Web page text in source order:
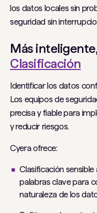
los datos locales sin
seguridad sin
Más
Clasificación
Identificar los datos
Los equipos de
precisa y fiable para
y reducir riesgos.
Cyera ofrece:
Clasificación
palabras clave para
naturaleza de los